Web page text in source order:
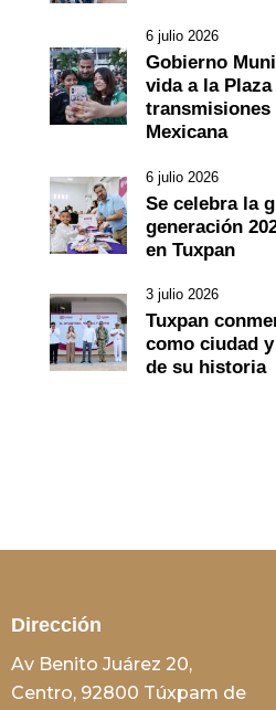
6 julio 2026
Gobierno
vida a la
transmisiones
Mexicana
6 julio 2026
Se celebra la
generación
en Tuxpan
3 julio 2026
Tuxpan
como ciudad
de su historia
Dirección
Av Benito Juárez 20,
Centro, 92800 Túxpam de